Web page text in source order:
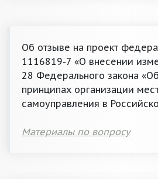
Об отзыве на проект
1116819-7 «О внесении
28 Федерального закона
принципах организации
самоуправления в
Материалы по вопросу